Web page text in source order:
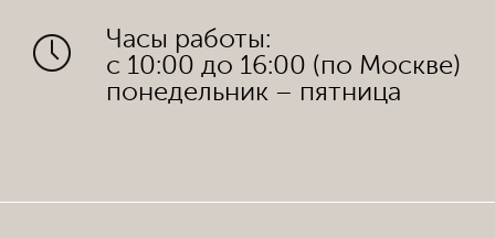
Часы работы:
с 10:00 до 16:00 (по Москве)
понедельник – пятница